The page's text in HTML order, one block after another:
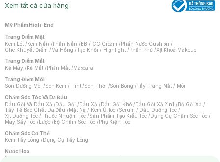
Xem tất cả cửa hàng
Mỹ Phẩm High-End
Trang Điểm Mặt
Kem Lót /Kem Nền /Phấn Nền /BB / CC Cream /Phấn Nước Cushion /
Che Khuyết Điểm /Má Hồng /Tạo Khối / Highlight /Phấn Phủ /Xịt Khoá Makeup
Trang Điểm Mắt
Kẻ Mày /Kẻ Mắt /Phấn Mắt /Mascara
Trang Điểm Môi
Son Dưỡng Môi /Son Kem / Tint /Son Thỏi /Son Bóng /Tẩy Trang Mắt / Môi
Chăm Sóc Tóc Và Da Đầu
Dầu Gội Và Dầu Xả /Dầu Gội /Dầu Xả /Dầu Gội Khô /Dầu Gội Xả 2in1 /Bộ Gội Xả /
Tẩy Tế Bào Chết Da Đầu /Mặt Nạ / Kem Ủ Tóc /Serum / Dầu Dưỡng Tóc /
Xịt Dưỡng Tóc /Thuốc Nhuộm Tóc /Sản Phẩm Tạo Kiểu Tóc /Dụng Cụ Chăm Sóc Tóc /
Máy Sấy Tóc /Lược /Bộ Chăm Sóc Tóc /Phụ Kiện Tóc
Chăm Sóc Cơ Thể
Kem Tẩy Lông /Dụng Cụ Tẩy Lông
Nước Hoa
Nước Hoa Nữ